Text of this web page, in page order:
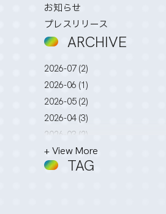
お知らせ
プレスリリース
ARCHIVE
2026-07 (2)
2026-06 (1)
2026-05 (2)
2026-04 (3)
2026-03 (2)
2026-02 (3)
2026-01 (4)
+ View More
TAG